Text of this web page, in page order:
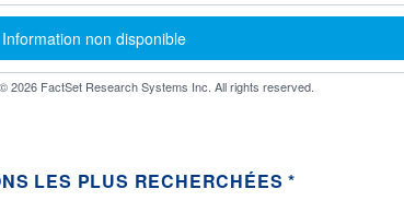
Message d'information
Information non disponible
2026 FactSet Research Systems Inc. All rights reserved.
LES PLUS RECHERCHÉES *